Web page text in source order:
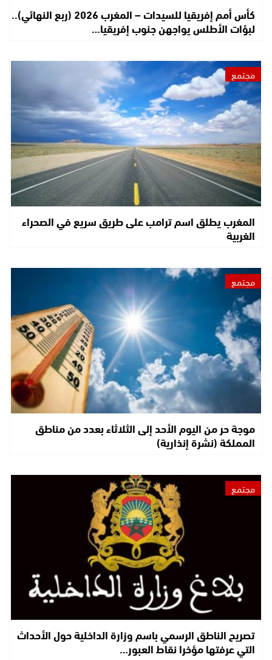
كأس أمم إفريقيا للسيدات – المغرب 2026 (ربع النهائي)..
لبؤات الأطلس يواجهن جنوب إفريقيا…
مجتمع
المغرب يطلق اسم ترامب على طريق سريع في الصحراء
الغربية
مجتمع
موجة حر من اليوم الأحد إلى الثلاثاء بعدد من مناطق
المملكة (نشرة إنذارية)
مجتمع
تصريح الناطق الرسمي باسم وزارة الداخلية حول الأحداث
التي عرفتها مؤخرا نقاط العبور…